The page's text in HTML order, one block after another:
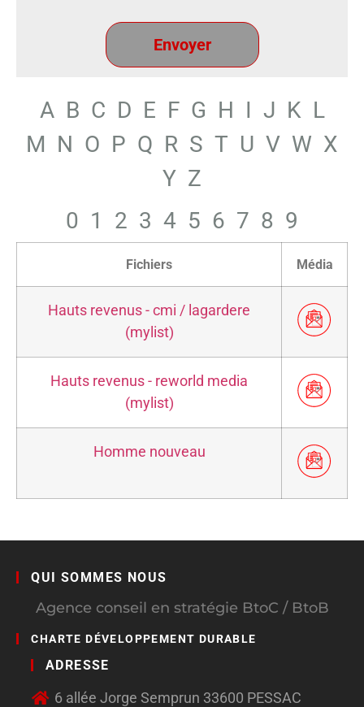
A B C D E F G H I J K L
M N O P Q R S T U V W X
Y Z
0 1 2 3 4 5 6 7 8 9
Fichiers Média
Hauts revenus - cmi / lagardere
(mylist)
Hauts revenus - reworld media
(mylist)
Homme nouveau
QUI SOMMES NOUS
Agence conseil en stratégie BtoC / BtoB
CHARTE DÉVELOPPEMENT DURABLE
ADRESSE
6 allée Jorge Semprun 33600 PESSAC